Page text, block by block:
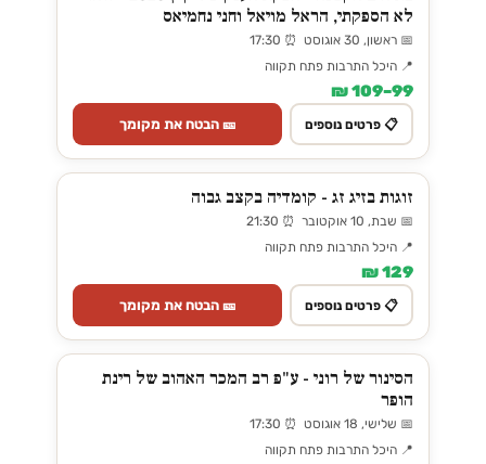
לא הספקתי, הראל מויאל וחני נחמיאס
📅 ראשון, 30 אוגוסט ⏰ 17:30
📍 היכל התרבות פתח תקווה
99–109 ₪
📋 פרטים נוספים 🎫 הבטח את מקומך
זוגות בזיג זג - קומדיה בקצב גבוה
📅 שבת, 10 אוקטובר ⏰ 21:30
📍 היכל התרבות פתח תקווה
129 ₪
📋 פרטים נוספים 🎫 הבטח את מקומך
הסינור של רוני - ע"פ רב המכר האהוב של רינת
הופר
📅 שלישי, 18 אוגוסט ⏰ 17:30
📍 היכל התרבות פתח תקווה